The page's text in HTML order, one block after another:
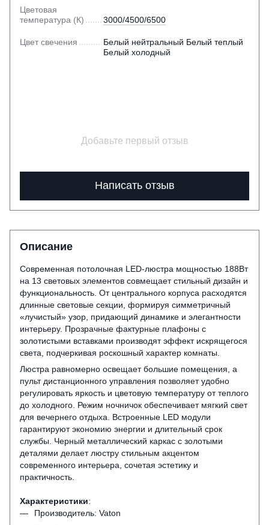
Цветовая
температура (К)
3000/4500/6500
Цвет свечения
Белый нейтральный Белый теплый
Белый холодный
Добавьте первый отзыв
Написать отзыв
Описание
Современная потолочная LED-люстра мощностью 188Вт
на 13 световых элементов совмещает стильный дизайн и
функциональность. От центрального корпуса расходятся
длинные световые секции, формируя симметричный
«лучистый» узор, придающий динамике и элегантности
интерьеру. Прозрачные фактурные плафоны с
золотистыми вставками производят эффект искрящегося
света, подчеркивая роскошный характер комнаты.
Люстра равномерно освещает большие помещения, а
пульт дистанционного управления позволяет удобно
регулировать яркость и цветовую температуру от теплого
до холодного. Режим ночничок обеспечивает мягкий свет
для вечернего отдыха. Встроенные LED модули
гарантируют экономию энергии и длительный срок
службы. Черный металлический каркас с золотыми
деталями делает люстру стильным акцентом
современного интерьера, сочетая эстетику и
практичность.
Характеристики:
Производитель: Vaton